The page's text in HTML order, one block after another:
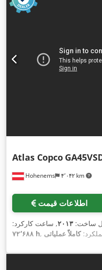
Hohenems ۴٬۰۴۲ km
Atlas Copco
اطلاعات قیمت
ساخت: ۲۰۱۳, ساعت کارکرد:
۷۲٬۶۸۸ h کاملاً عملیاتی